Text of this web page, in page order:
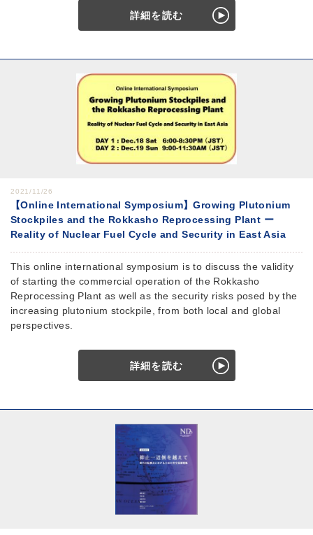
詳細を読む
2021/11/26
【Online International Symposium】Growing Plutonium
Stockpiles and the Rokkasho Reprocessing Plant ー
Reality of Nuclear Fuel Cycle and Security in East Asia
This online international symposium is to discuss the validity
of starting the commercial operation of the Rokkasho
Reprocessing Plant as well as the security risks posed by the
increasing plutonium stockpile, from both local and global
perspectives.
詳細を読む